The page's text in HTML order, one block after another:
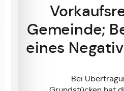
Gemeinde;
eines
Bei